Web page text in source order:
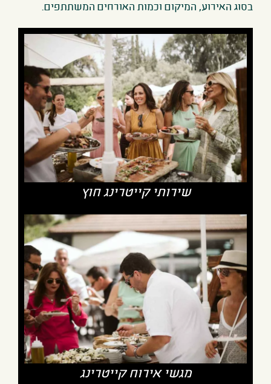
בסוג האירוע, המיקום וכמות האורחים המשתתפים.
שירותי קייטרינג חוץ
מגשי אירוח קייטרינג